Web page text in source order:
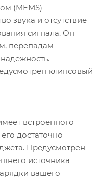
(MEMS)
звука и отсутствие
сигнала. Он
перепадам
клипсовый
встроенного
достаточно
Предусмотрен
источника
вашего